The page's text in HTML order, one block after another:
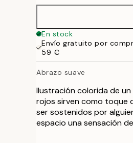
En stock
Envío gratuito por
59 €
Abrazo suave
Ilustración colorida de
rojos sirven como toque
ser sostenidos por
espacio una sensación